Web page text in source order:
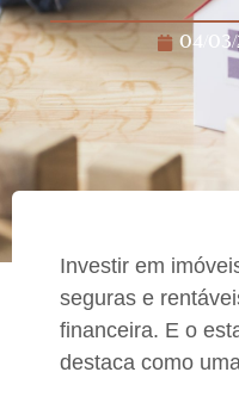
04/03/
Investir em
seguras e
financeira. E o
destaca como